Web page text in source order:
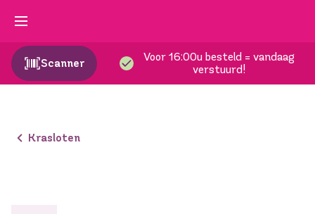
Scanner
Voor 16:00u besteld = vandaag
verstuurd!
Krasloten